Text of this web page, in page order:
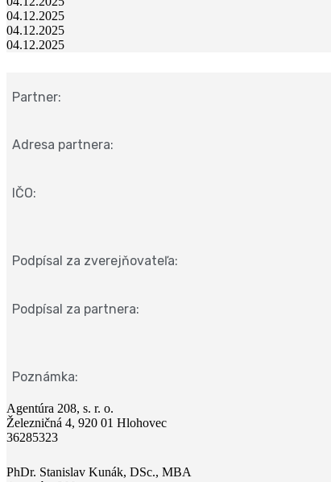
04.12.2025
04.12.2025
04.12.2025
Partner:
Adresa partnera:
IČO:
Podpísal za zverejňovateľa:
Podpísal za partnera:
Poznámka:
Agentúra 208, s. r. o.
Železničná 4, 920 01 Hlohovec
36285323
PhDr. Stanislav Kunák, DSc., MBA